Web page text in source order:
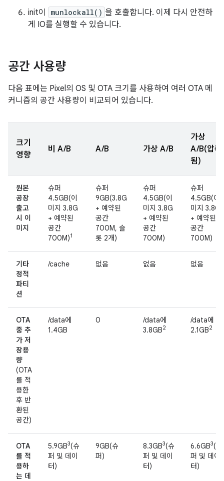
init이
munlockall() 을 호출합니다. 이제 다시 안전하
게 IO를 실행할 수 있습니다.
공간 사용량
다음 표에는 Pixel의 OS 및 OTA 크기를 사용하여 여러 OTA 메
커니즘의 공간 사용량이 비교되어 있습니다.
크기
영향
비 A/B A/B 가상 A/B
가상
A/B(압축
됨)
원본
공장
출고
시 이
미지
슈퍼
4.5GB(이
미지 3.8G
+ 예약된
공간
700M)1
슈퍼
9GB(3.8G
+ 예약된
공간
700M, 슬
롯 2개)
슈퍼
4.5GB(이
미지 3.8G
+ 예약된
공간
700M)
슈퍼
4.5GB(이
미지 3.8G
+ 예약된
공간
700M)
기타
정적
파티
션
/cache 없음 없음 없음
OTA
중 추
가 저
장용
량
(OTA
를 적
용한
후 반
환된
공간)
/data에
1.4GB
0
/data에
3.8GB2
/data에
2.1GB2
OTA
를 적
용하
는 데
5.9GB3(슈
퍼 및 데이
터)
9GB(슈
퍼)
8.3GB3(슈
퍼 및 데이
터)
6.6GB3(슈
퍼 및 데이
터)